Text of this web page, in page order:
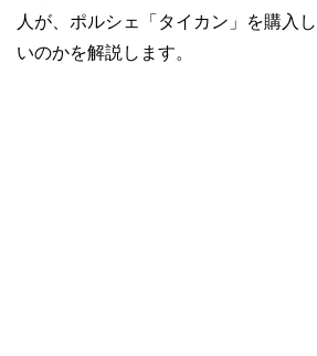
人が、ポルシェ「タイカン」を購入
いのかを解説します。